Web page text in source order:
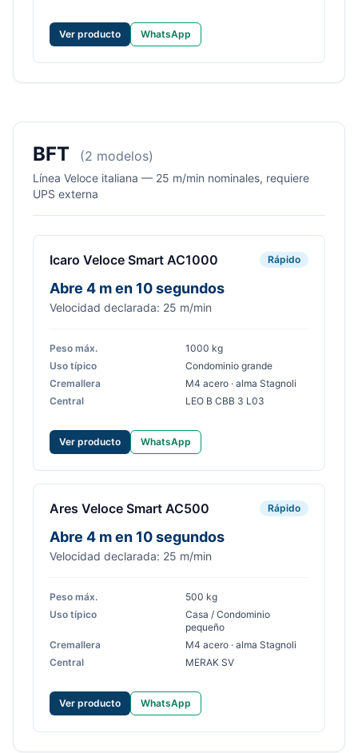
Ver producto WhatsApp
BFT (2 modelos)
Línea Veloce italiana — 25 m/min nominales, requiere
UPS externa
Icaro Veloce Smart AC1000 Rápido
Abre 4 m en 10 segundos
Velocidad declarada: 25 m/min
Peso máx.
1000 kg
Uso típico
Condominio grande
Cremallera
M4 acero · alma Stagnoli
Central
LEO B CBB 3 L03
Ver producto WhatsApp
Ares Veloce Smart AC500 Rápido
Abre 4 m en 10 segundos
Velocidad declarada: 25 m/min
Peso máx.
500 kg
Uso típico
Casa / Condominio
pequeño
Cremallera
M4 acero · alma Stagnoli
Central
MERAK SV
Ver producto WhatsApp